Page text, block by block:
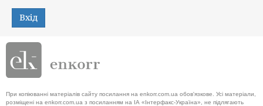
Вхід
При копіюванні матеріалів сайту посилання на enkorr.com.ua обов'язкове. Усі матеріали,
розміщені на enkorr.com.ua з посиланням на ІА «Інтерфакс-Україна», не підлягають